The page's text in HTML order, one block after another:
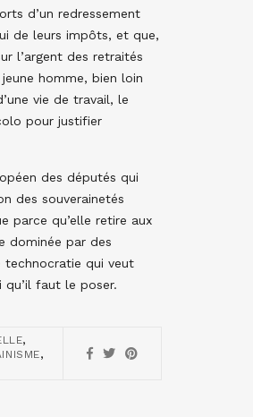
d’un redressement
de leurs impôts, et que,
l’argent des retraités
homme, bien loin
vie de travail, le
pour justifier
des députés qui
des souverainetés
parce qu’elle retire aux
dominée par des
technocratie qui veut
faut le poser.
,
,